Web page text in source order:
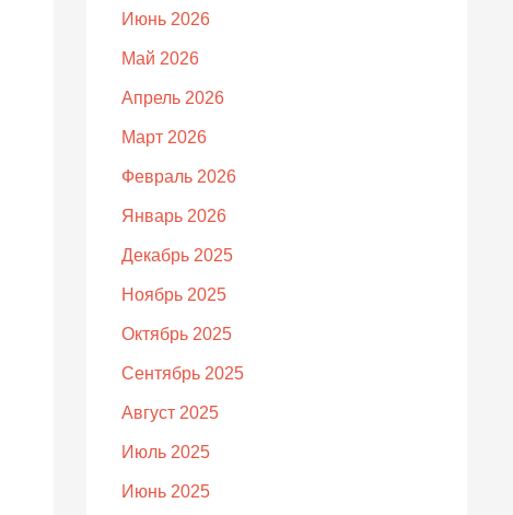
Июнь 2026
Май 2026
Апрель 2026
Март 2026
Февраль 2026
Январь 2026
Декабрь 2025
Ноябрь 2025
Октябрь 2025
Сентябрь 2025
Август 2025
Июль 2025
Июнь 2025